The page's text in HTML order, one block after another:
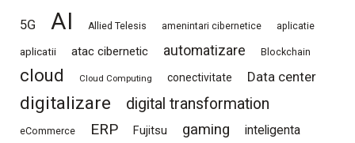
5G AI Allied Telesis amenintari cibernetice aplicatie
aplicatii atac cibernetic automatizare Blockchain
cloud Cloud Computing conectivitate Data center
digitalizare digital transformation
eCommerce ERP Fujitsu gaming
inteligenta